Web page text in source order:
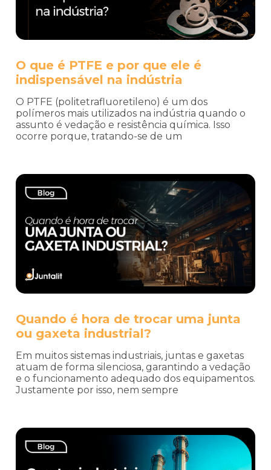
O que é PTFE e por que ele é
indispensável na indústria
O PTFE (politetrafluoretileno) é um dos
polímeros mais utilizados na indústria quando o
assunto é vedação e resistência química. Isso
ocorre porque, tratando-se de um
Quando é hora de trocar uma junta
ou gaxeta industrial?
Em muitos sistemas industriais, juntas e gaxetas
atuam de forma silenciosa, garantindo a vedação
e o funcionamento adequado dos equipamentos.
Justamente por isso, nem sempre